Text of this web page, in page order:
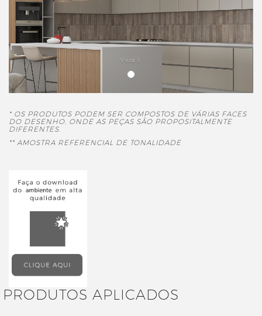
Vista 1
* OS PRODUTOS PODEM SER COMPOSTOS DE VÁRIAS FACES
DO DESENHO, ONDE AS PEÇAS SÃO PROPOSITALMENTE
DIFERENTES.
** AMOSTRA REFERENCIAL DE TONALIDADE
PRODUTOS APLICADOS